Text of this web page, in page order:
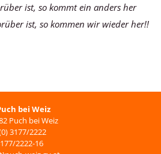
ist, so kommt ein anders her
ist, so kommen wir wieder her!!
bei Weiz
Puch bei Weiz
3177/2222
2222-16